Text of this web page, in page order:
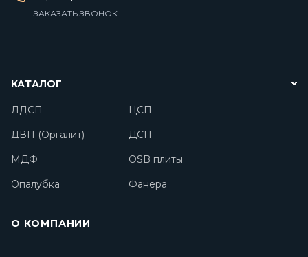
ЗАКАЗАТЬ ЗВОНОК
КАТАЛОГ
ЛДСП
ЦСП
ДВП (Оргалит)
ДСП
МДФ
OSB плиты
Опалубка
Фанера
О КОМПАНИИ